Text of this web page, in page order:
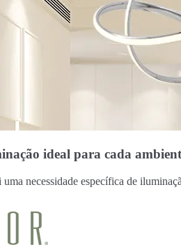
ideal para cada
uma necessidade específica de